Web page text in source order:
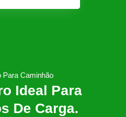
Para Caminhão
Ideal Para
De Carga.